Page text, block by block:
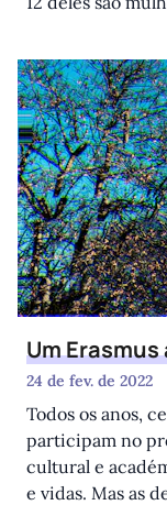
Um
24 de fev. de 2022
Todos os anos,
participam no
cultural e
e vidas. Mas as